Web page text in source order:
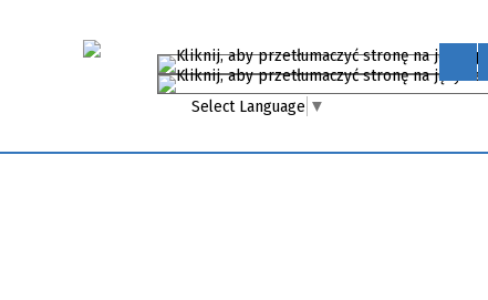
Select Language ▼